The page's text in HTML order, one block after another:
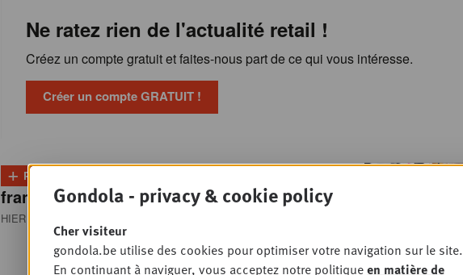
Ne ratez rien de l'actualité retail !
Créez un compte gratuit et faites-nous part de ce qui vous intéresse.
Créer un compte GRATUIT !
+ PLUS
Publicité en magasin : les
franchisés veulent reprendre la main
HIER 08:30
Gondola - privacy & cookie policy
Cher visiteur
gondola.be utilise des cookies pour optimiser votre navigation sur le site.
En continuant à naviguer, vous acceptez notre politiqueen matière de